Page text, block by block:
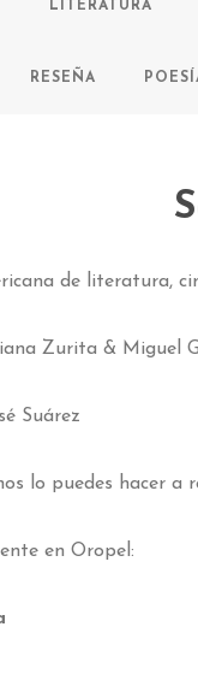
LITERATURA
RESEÑA
de literatura,
Zurita & Miguel
Suárez
lo puedes hacer a
en Oropel: